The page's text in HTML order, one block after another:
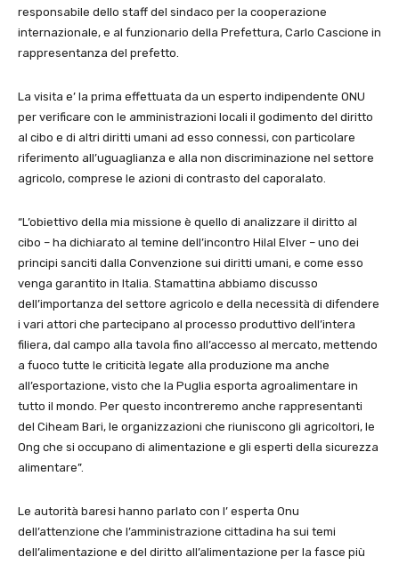
responsabile dello staff del sindaco per la cooperazione
internazionale, e al funzionario della Prefettura, Carlo Cascione in
rappresentanza del prefetto.
La visita e’ la prima effettuata da un esperto indipendente ONU
per verificare con le amministrazioni locali il godimento del diritto
al cibo e di altri diritti umani ad esso connessi, con particolare
riferimento all’uguaglianza e alla non discriminazione nel settore
agricolo, comprese le azioni di contrasto del caporalato.
“L’obiettivo della mia missione è quello di analizzare il diritto al
cibo – ha dichiarato al temine dell’incontro Hilal Elver – uno dei
principi sanciti dalla Convenzione sui diritti umani, e come esso
venga garantito in Italia. Stamattina abbiamo discusso
dell’importanza del settore agricolo e della necessità di difendere
i vari attori che partecipano al processo produttivo dell’intera
filiera, dal campo alla tavola fino all’accesso al mercato, mettendo
a fuoco tutte le criticità legate alla produzione ma anche
all’esportazione, visto che la Puglia esporta agroalimentare in
tutto il mondo. Per questo incontreremo anche rappresentanti
del Ciheam Bari, le organizzazioni che riuniscono gli agricoltori, le
Ong che si occupano di alimentazione e gli esperti della sicurezza
alimentare”.
Le autorità baresi hanno parlato con l’ esperta Onu
dell’attenzione che l’amministrazione cittadina ha sui temi
dell’alimentazione e del diritto all’alimentazione per la fasce più